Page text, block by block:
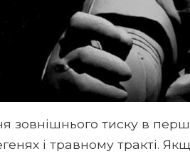
зовнішнього тиску в
і травному тракті.